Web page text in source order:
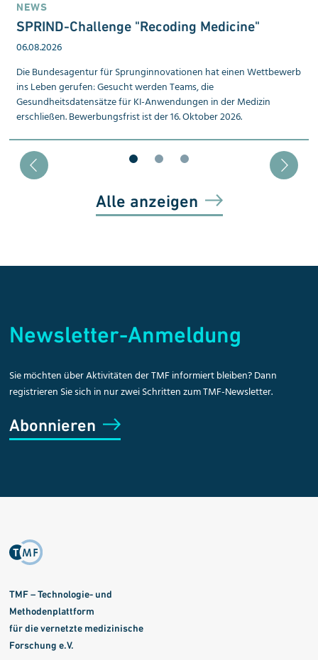
NEWS
SPRIND-Challenge "Recoding Medicine"
06.08.2026
Die Bundesagentur für Sprunginnovationen hat einen Wettbewerb
ins Leben gerufen: Gesucht werden Teams, die
Gesundheitsdatensätze für KI-Anwendungen in der Medizin
erschließen. Bewerbungsfrist ist der 16. Oktober 2026.
Alle anzeigen
Newsletter-Anmeldung
Sie möchten über Aktivitäten der TMF informiert bleiben? Dann
registrieren Sie sich in nur zwei Schritten zum TMF-Newsletter.
Abonnieren
TMF – Technologie- und
Methodenplattform
für die vernetzte medizinische
Forschung e.V.